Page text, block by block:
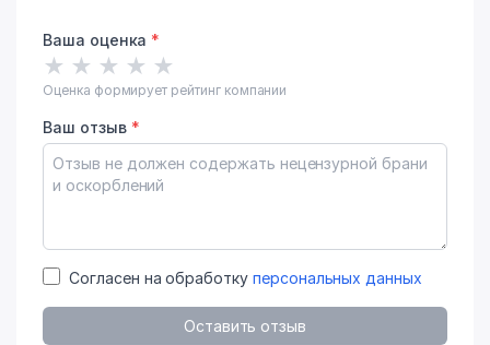
Ваша оценка *
★ ★ ★ ★ ★
Оценка формирует рейтинг компании
Ваш отзыв *
Согласен на обработку персональных данных
Оставить отзыв